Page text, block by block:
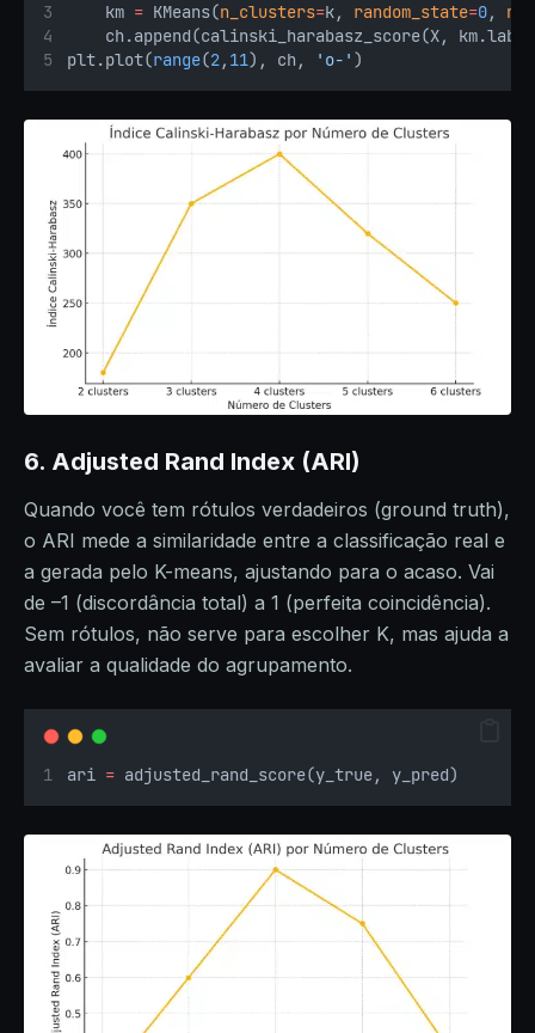
    km
= KMeans(n_clusters=k, random_state=0,
ch.append(calinski_harabasz_score(X,
plt.plot(range(2, 11), ch, 'o-' )
6. Adjusted Rand Index (ARI)
Quando você tem rótulos verdadeiros (ground truth),
o ARI mede a similaridade entre a classificação real e
a gerada pelo K-means, ajustando para o acaso. Vai
de –1 (discordância total) a 1 (perfeita coincidência).
Sem rótulos, não serve para escolher K, mas ajuda a
avaliar a qualidade do agrupamento.
ari = adjusted_rand_score(y_true, y_pred)